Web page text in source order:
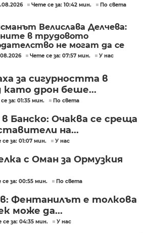
Чете се за: 10:42 мин. По света
Велислава Делчева:
в трудовото
не могат да се
през бюджета
Чете се за: 07:57 мин. У нас
за сигурността в
като дрон беше...
за: 01:35 мин. По света
Банско: Очаква се среща
на...
за: 01:07 мин. У нас
с Оман за Ормузкия
се за: 00:55 мин. По света
Фентанилът е толкова
може да...
се за: 04:35 мин. У нас